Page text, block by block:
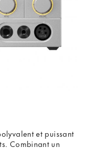
et puissant
Combinant un